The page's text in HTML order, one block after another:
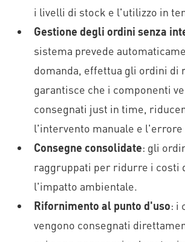
i livelli di stock e l'utilizzo in
Gestione degli ordini senza
sistema prevede
domanda, effettua gli ordini di
garantisce che i componenti
consegnati just in time,
l'intervento manuale e l'errore
Consegne consolidate: gli
raggruppati per ridurre i costi
l'impatto ambientale.
Rifornimento al punto d'uso: i
vengono consegnati